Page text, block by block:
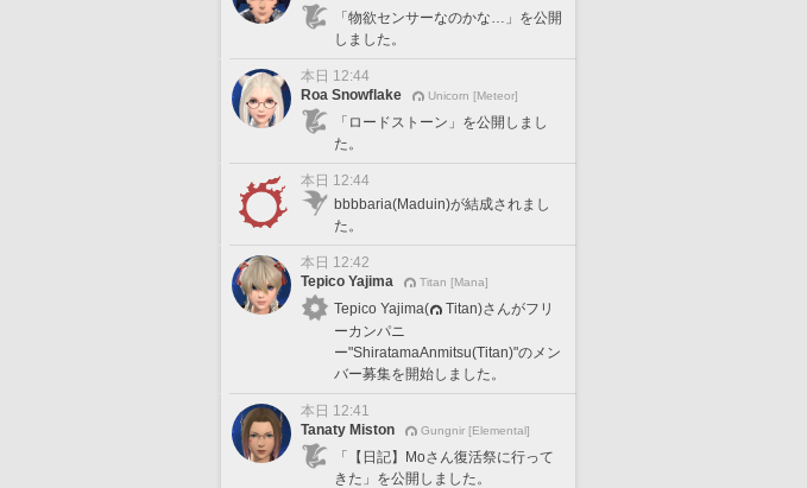
「物欲センサーなのかな…」を公開
しました。
本日 12:44
Roa Snowflake
Unicorn [Meteor]
「ロードストーン」を公開しまし
た。
本日 12:44
bbbbaria(Maduin)が結成されまし
た。
本日 12:42
Tepico Yajima
Titan [Mana]
Tepico Yajima(
Titan)さんがフリ
ーカンパニ
ー"ShiratamaAnmitsu(Titan)"のメン
バー募集を開始しました。
本日 12:41
Tanaty Miston
Gungnir [Elemental]
「【日記】Moさん復活祭に行って
きた」を公開しました。